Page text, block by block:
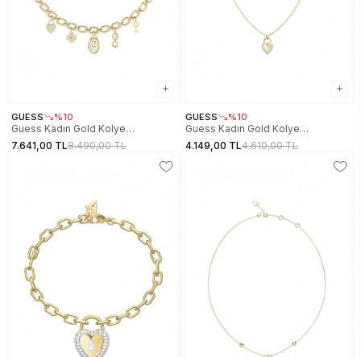
GUESS %10
Guess Kadın Gold Kolye
JGUJUBN06041JWYGTU
7.641,00 TL8.490,00 TL
GUESS %10
Guess Kadın Gold Kolye
JGUJUBN06060JWYGRHTU
4.149,00 TL4.610,00 TL